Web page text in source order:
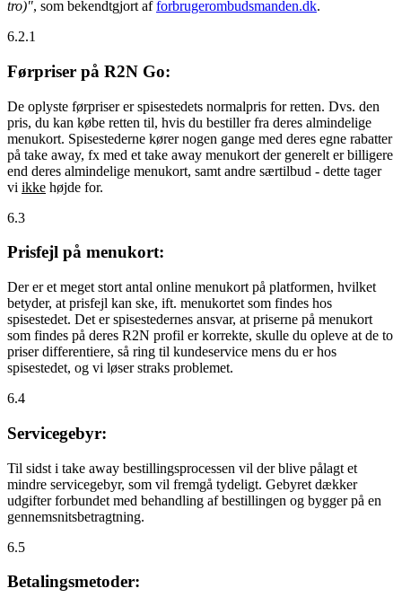
tro)", som bekendtgjort afforbrugerombudsmanden.dk.
6.2.1
Førpriser på R2N Go:
De oplyste førpriser er spisestedets normalpris for retten. Dvs. den
pris, du kan købe retten til, hvis du bestiller fra deres almindelige
menukort. Spisestederne kører nogen gange med deres egne rabatter
på take away, fx med et take away menukort der generelt er billigere
end deres almindelige menukort, samt andre særtilbud - dette tager
vi ikke højde for.
6.3
Prisfejl på menukort:
Der er et meget stort antal online menukort på platformen, hvilket
betyder, at prisfejl kan ske, ift. menukortet som findes hos
spisestedet. Det er spisestedernes ansvar, at priserne på menukort
som findes på deres R2N profil er korrekte, skulle du opleve at de to
priser differentiere, så ring til kundeservice mens du er hos
spisestedet, og vi løser straks problemet.
6.4
Servicegebyr:
Til sidst i take away bestillingsprocessen vil der blive pålagt et
mindre servicegebyr, som vil fremgå tydeligt. Gebyret dækker
udgifter forbundet med behandling af bestillingen og bygger på en
gennemsnitsbetragtning.
6.5
Betalingsmetoder: